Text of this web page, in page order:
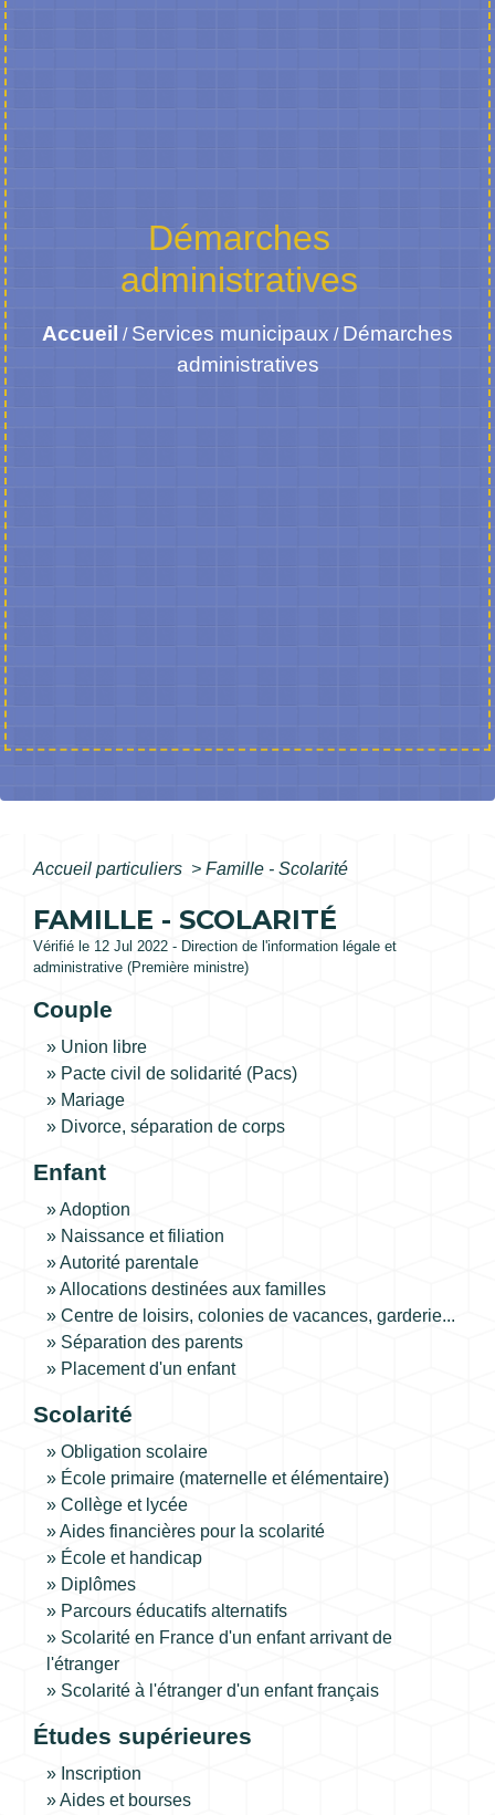
Démarches
administratives
Accueil / Services municipaux / Démarches
administratives
Accueil particuliers > Famille - Scolarité
FAMILLE - SCOLARITÉ
Vérifié le 12 Jul 2022 - Direction de l'information légale et
administrative (Première ministre)
Couple
Union libre
Pacte civil de solidarité (Pacs)
Mariage
Divorce, séparation de corps
Enfant
Adoption
Naissance et filiation
Autorité parentale
Allocations destinées aux familles
Centre de loisirs, colonies de vacances, garderie...
Séparation des parents
Placement d'un enfant
Scolarité
Obligation scolaire
École primaire (maternelle et élémentaire)
Collège et lycée
Aides financières pour la scolarité
École et handicap
Diplômes
Parcours éducatifs alternatifs
Scolarité en France d'un enfant arrivant de
l'étranger
Scolarité à l'étranger d'un enfant français
Études supérieures
Inscription
Aides et bourses